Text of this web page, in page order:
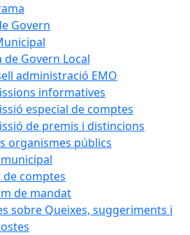
Govern
de Govern Local
administració EMO
informatives
especial de comptes
de premis i distincions
organismes públics
de comptes
de mandat
sobre Queixes, suggeriments i